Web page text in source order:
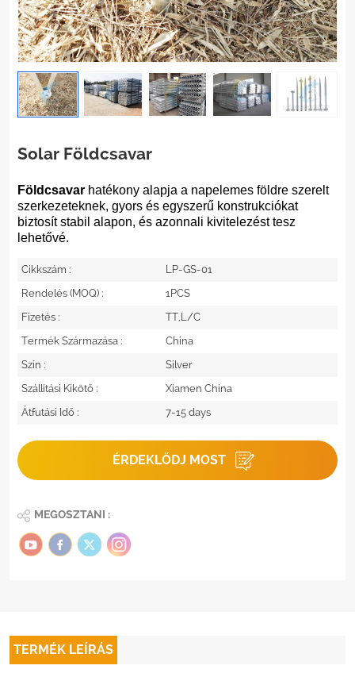
Solar Földcsavar
Földcsavar hatékony alapja a napelemes földre szerelt
szerkezeteknek, gyors és egyszerű konstrukciókat
biztosít stabil alapon, és azonnali kivitelezést tesz
lehetővé.
Cikkszám :
LP-GS-01
Rendelés (MOQ) :
1PCS
Fizetés :
TT,L/C
Termék Származása :
China
Szín :
Silver
Szállítási Kikötő :
Xiamen China
Átfutási Idő :
7-15 days
ÉRDEKLŐDJ MOST
MEGOSZTANI :
TERMÉK LEÍRÁS